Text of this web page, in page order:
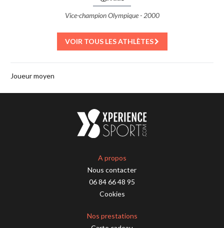
Vice-champion Olympique - 2000
VOIR TOUS LES ATHLÈTES
Joueur moyen
A propos
Nous contacter
06 84 66 48 95
Cookies
Nos prestations